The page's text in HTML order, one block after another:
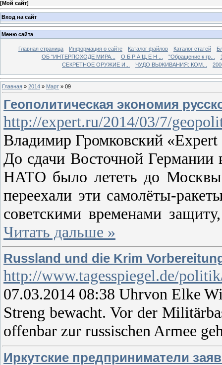
[Мой сайт]
Вход на сайт
Меню сайта
Главная страница Информация о сайте Каталог файлов Каталог статей
ОБ “ИНТЕРПОХОДЕ МИРА...
О Б Р А Щ Е Н ... "Обращение к гр...
СЕКРЕТНОЕ ОРУЖИЕ И...
ЧУДО ВЫЖИВАНИЯ: КОМ...
Главная » 2014 » Март » 09
Геополитическая экономия
http://expert.ru/2014/03/7/
Владимир Громковский
До сдачи Восточной
НАТО было лететь до Москвы
переехали эти самолёты-
советскими временами
Читать дальше »
Russland und die Krim
http://www.tagesspiegel.de/
07.03.2014 08:38 Uhrvon Elke
Streng bewacht. Vor der
offenbar zur russischen Armee
Иркутские предприниматели